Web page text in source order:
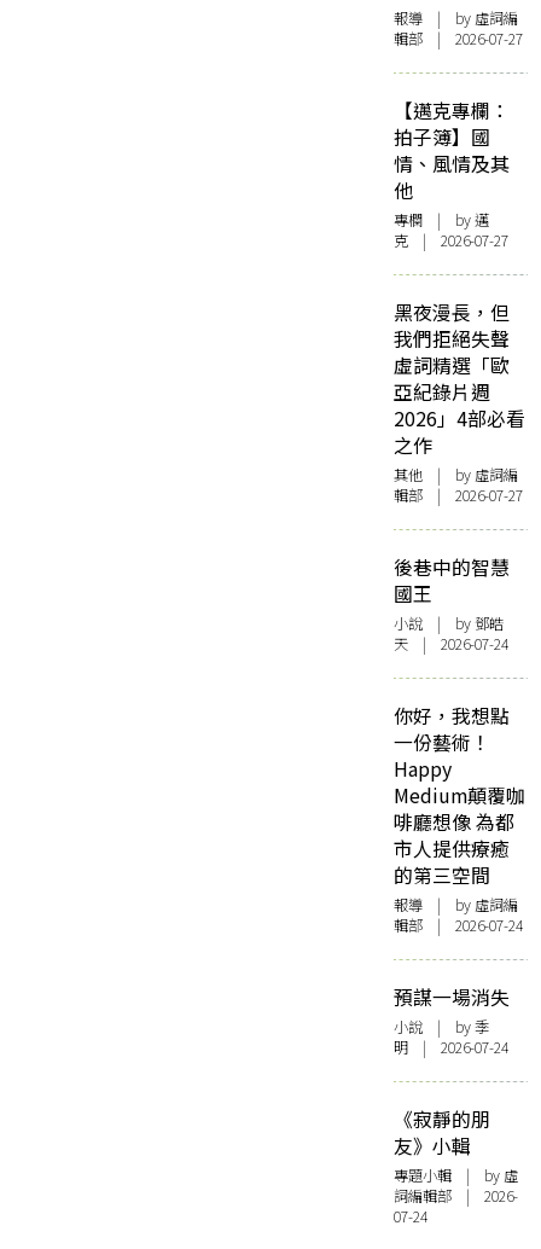
報導 | by 虛詞編
輯部 | 2026-07-27
【邁克專欄：
拍子簿】國
情、風情及其
他
專欄 | by邁
克 | 2026-07-27
黑夜漫長，但
我們拒絕失聲
虛詞精選「歐
亞紀錄片週
2026」4部必看
之作
其他 | by 虛詞編
輯部 | 2026-07-27
後巷中的智慧
國王
小說 | by 鄧皓
天 | 2026-07-24
你好，我想點
一份藝術！
Happy
Medium顛覆咖
啡廳想像 為都
市人提供療癒
的第三空間
報導 | by 虛詞編
輯部 | 2026-07-24
預謀一場消失
小說 | by 季
明 | 2026-07-24
《寂靜的朋
友》小輯
專題小輯 | by 虛
詞編輯部 | 2026-
07-24